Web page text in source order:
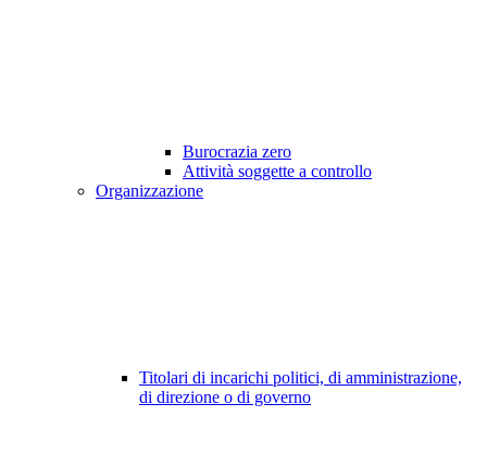
Burocrazia zero
Attività soggette a controllo
Organizzazione
Titolari di incarichi politici, di amministrazione,
di direzione o di governo